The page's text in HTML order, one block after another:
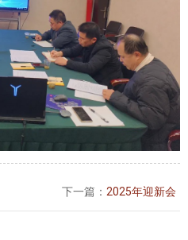
下一篇： 2025年迎新会